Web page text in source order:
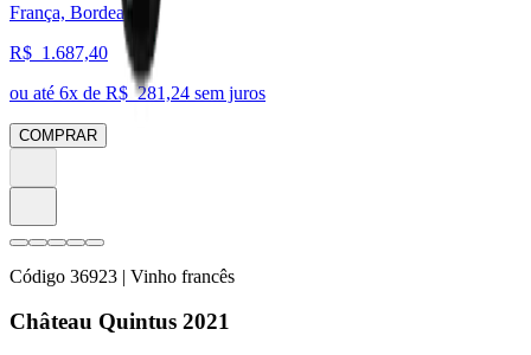
França, Bordeaux
R$ 1.687,40
ou até 6x de R$ 281,24 sem juros
COMPRAR
Código 36923 | Vinho francês
Château Quintus 2021